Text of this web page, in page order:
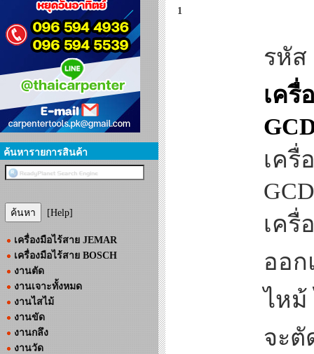
ค้นหารายการสินค้า
[Help]
เครื่องมือไร้สาย JEMAR
เครื่องมือไร้สาย BOSCH
งานตัด
งานเจาะทั้งหมด
งานไสไม้
งานขัด
งานกลึง
งานวัด
1
รหัส
เครื่
เครื่
เครื่
ออก
ไหม้
จะตั